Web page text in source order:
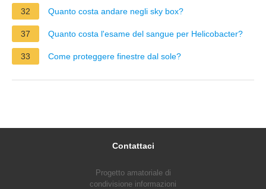
32 Quanto costa andare negli sky box?
37 Quanto costa l'esame del sangue per Helicobacter?
33 Come proteggere finestre dal sole?
Contattaci
Progetto amatoriale di
condivisione informazioni